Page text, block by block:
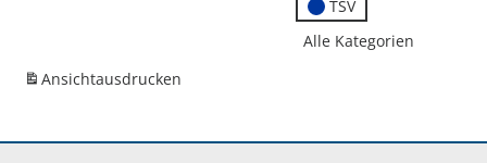
TSV
Alle Kategorien
Ansichtausdrucken